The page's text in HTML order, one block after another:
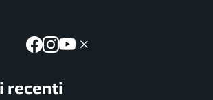
recenti